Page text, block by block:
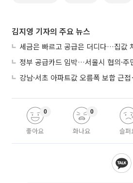
김지영 기자의 주요 뉴스
세금은 빠르고 공급은 더디다…집값
좋아요
0
화나요
0
슬퍼